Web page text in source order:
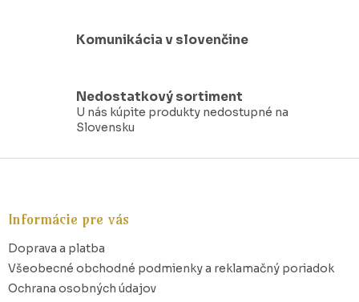
y
v
i
s
Komunikácia v slovenčine
Nedostatkový sortiment
U nás kúpite produkty nedostupné na
Slovensku
Informácie pre vás
Doprava a platba
Všeobecné obchodné podmienky a reklamačný poriadok
Ochrana osobných údajov